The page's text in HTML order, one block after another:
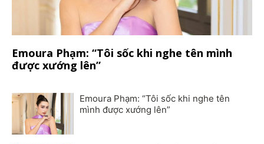
Emoura Phạm: “Tôi sốc khi nghe tên mình
được xướng lên”
Emoura Phạm: “Tôi sốc khi nghe tên
mình được xướng lên”